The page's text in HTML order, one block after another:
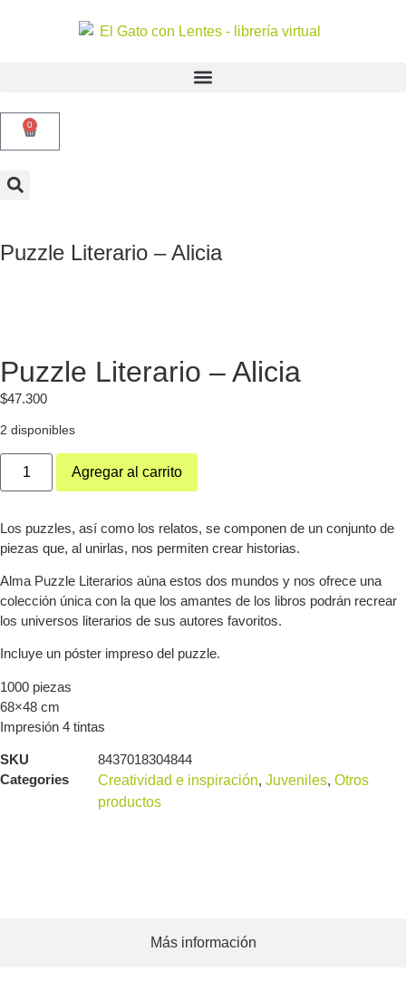
0
Puzzle Literario – Alicia
Puzzle Literario – Alicia
$47.300
2 disponibles
Agregar al carrito
Los puzzles, así como los relatos, se componen de un conjunto de
piezas que, al unirlas, nos permiten crear historias.
Alma Puzzle Literarios aúna estos dos mundos y nos ofrece una
colección única con la que los amantes de los libros podrán recrear
los universos literarios de sus autores favoritos.
Incluye un póster impreso del puzzle.
1000 piezas
68×48 cm
Impresión 4 tintas
SKU
8437018304844
Categories
Creatividad e inspiración, Juveniles, Otros
productos
Más información